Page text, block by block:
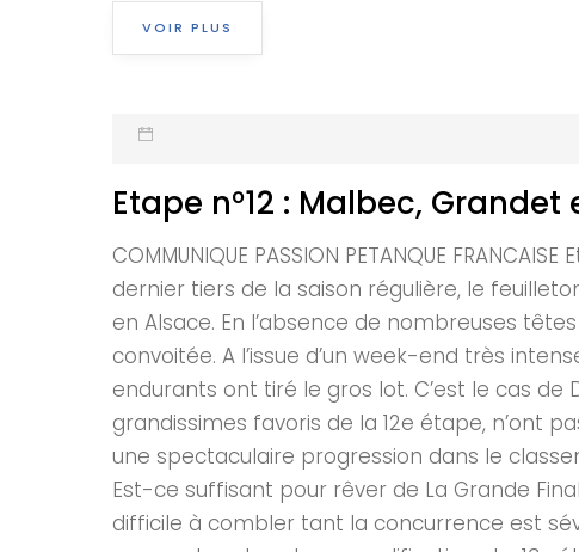
VOIR PLUS
Etape n°12 : Malbec,
COMMUNIQUE PASSION PETANQUE
dernier tiers de la saison régulière, le
en Alsace. En l’absence de nombreuses
convoitée. A l’issue d’un week-end très
endurants ont tiré le gros lot. C’est le cas de
grandissimes favoris de la 12e étape, n’ont
une spectaculaire progression dans le
Est-ce suffisant pour rêver de La Grande
difficile à combler tant la concurrence est